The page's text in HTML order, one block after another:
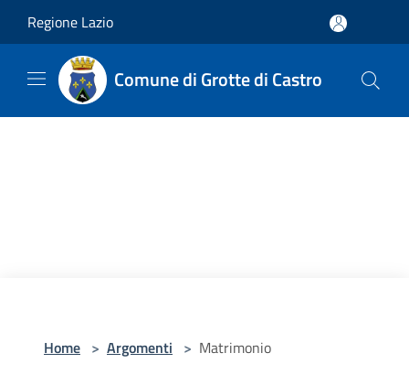
Regione Lazio
Comune di Grotte di Castro
Home > Argomenti > Matrimonio